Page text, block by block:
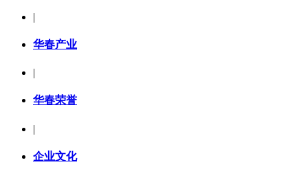
|
华春产业
|
华春荣誉
|
企业文化